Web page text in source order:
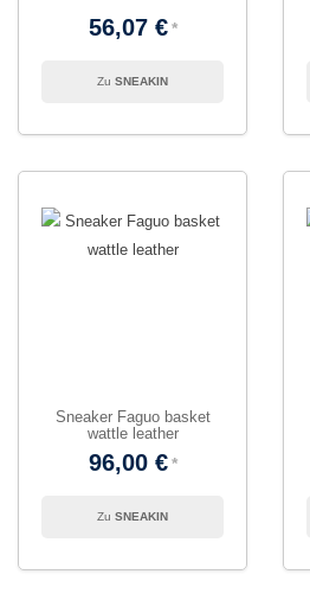
56,07 €
SNEAKIN
Sneaker Faguo basket
wattle leather
96,00 €
SNEAKIN